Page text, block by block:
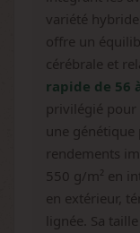
variété
offre un
cérébrale et
rapide de 56
privilégié pour
une
rendements
550 g/m² en
en extérieur,
lignée. Sa